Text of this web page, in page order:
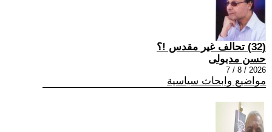
(32) تحالف غير مقدس !؟
حسن مدبولى
2026 / 8 / 7
مواضيع وابحاث سياسية